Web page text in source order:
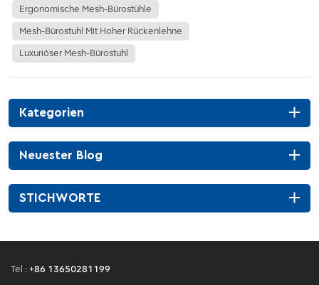
Ergonomische Mesh-Bürostühle
Mesh-Bürostuhl Mit Hoher Rückenlehne
Luxuriöser Mesh-Bürostuhl
Kategorien
Neuester Blog
STICHWORTE
Tel : +86 13650281199